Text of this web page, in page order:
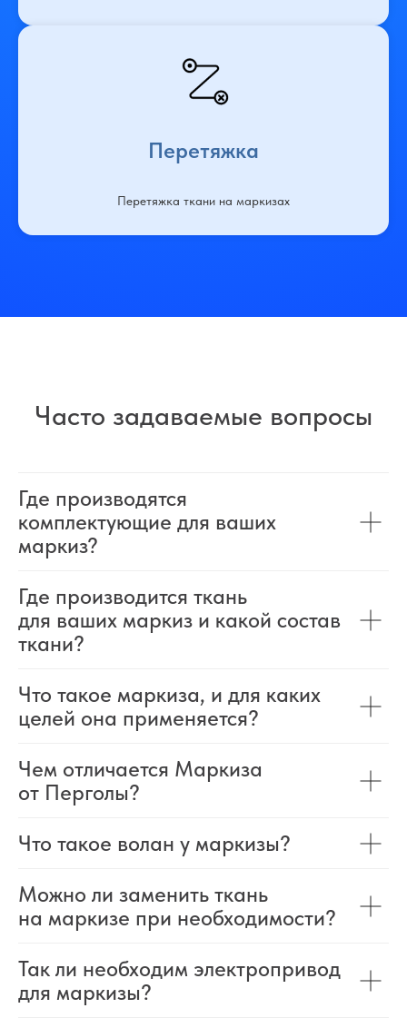
Перетяжка
Перетяжка ткани на маркизах
Часто задаваемые вопросы
Где производятся
комплектующие для ваших
маркиз?
Где производится ткань
для ваших маркиз и какой состав
ткани?
Что такое маркиза, и для каких
целей она применяется?
Чем отличается Маркиза
от Перголы?
Что такое волан у маркизы?
Можно ли заменить ткань
на маркизе при необходимости?
Так ли необходим электропривод
для маркизы?